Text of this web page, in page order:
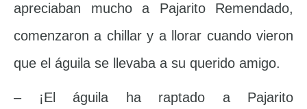
apreciaban mucho a Pajarito Remendado,
comenzaron a chillar y a llorar cuando vieron
que el águila se llevaba a su querido amigo.
– ¡El águila ha raptado a Pajarito